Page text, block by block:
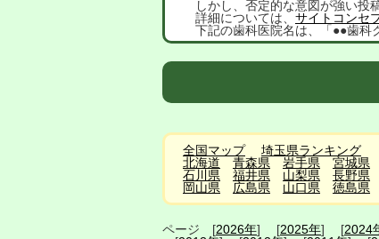
しかし、否定的な意図が強い投
詳細については、 サイトコンセ
下記の歯科医院名は、「●●歯科
全国マップ
埼玉県ランキング
北海道
青森県 岩手県 宮城県
石川県
福井県 山梨県 長野県
岡山県
広島県 山口県 徳島県
ページ [2026年] [2025年] [2024